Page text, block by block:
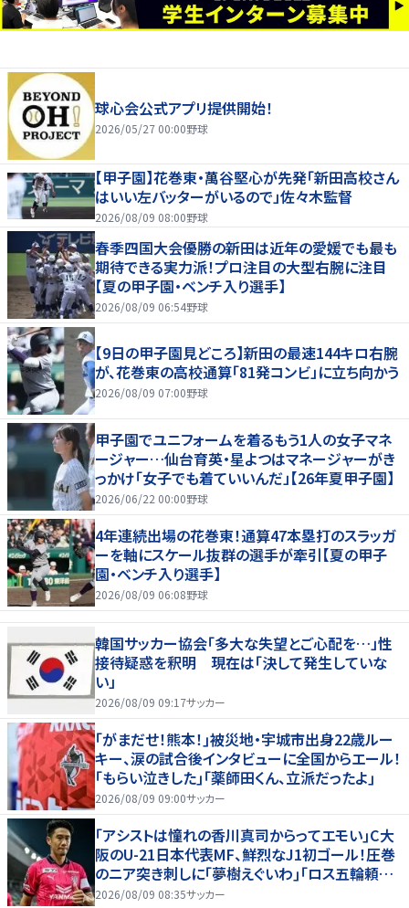
球心会公式アプリ提供開始！
2026/05/27 00:00野球
【甲子園】花巻東・萬谷堅心が先発「新田高校さん
はいい左バッターがいるので」佐々木監督
2026/08/09 08:00野球
春季四国大会優勝の新田は近年の愛媛でも最も
期待できる実力派！プロ注目の大型右腕に注目
【夏の甲子園・ベンチ入り選手】
2026/08/09 06:54野球
【9日の甲子園見どころ】新田の最速144キロ右腕
が、花巻東の高校通算「81発コンビ」に立ち向かう
2026/08/09 07:00野球
甲子園でユニフォームを着るもう1人の女子マネ
ージャー…仙台育英・星よつはマネージャーがき
っかけ「女子でも着ていいんだ」【26年夏甲子園】
2026/06/22 00:00野球
4年連続出場の花巻東！通算47本塁打のスラッガ
ーを軸にスケール抜群の選手が牽引【夏の甲子
園・ベンチ入り選手】
2026/08/09 06:08野球
韓国サッカー協会「多大な失望とご心配を…」性
接待疑惑を釈明 現在は「決して発生していな
い」
2026/08/09 09:17サッカー
｢がまだせ！熊本！｣被災地・宇城市出身22歳ルー
キー、涙の試合後インタビューに全国からエール！
｢もらい泣きした｣｢薬師田くん、立派だったよ｣
2026/08/09 09:00サッカー
｢アシストは憧れの香川真司からってエモい｣C大
阪のU-21日本代表MF、鮮烈なJ1初ゴール！圧巻
のニア突き刺しに｢夢樹えぐいわ｣｢ロス五輪頼む
ぞ｣
2026/08/09 08:35サッカー